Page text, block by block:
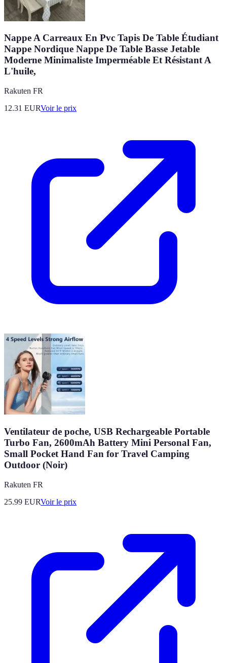
Nappe A Carreaux En Pvc Tapis De Table Étudiant
Nappe Nordique Nappe De Table Basse Jetable
Moderne Minimaliste Imperméable Et Résistant A
L'huile,
Rakuten FR
12.31 EURVoir le prix
Ventilateur de poche, USB Rechargeable Portable
Turbo Fan, 2600mAh Battery Mini Personal Fan,
Small Pocket Hand Fan for Travel Camping
Outdoor (Noir)
Rakuten FR
25.99 EURVoir le prix